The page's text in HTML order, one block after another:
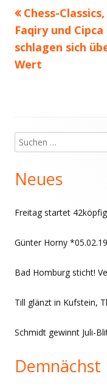
Vorheriger
Beitrag:
Chess-Classics,
Faqiry und Cipca
schlagen sich
Wert
Haupt-
Seitenleiste
Suchen
nach:
Neues
Freitag startet
Günter Horny
Bad Homburg sticht!
Till glänzt in Kufstein,
Schmidt gewinnt Juli-
Demnächst